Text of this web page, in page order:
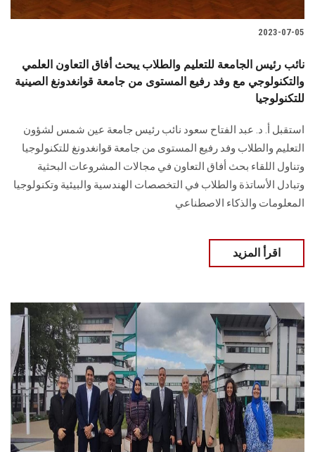
2023-07-05
نائب رئيس الجامعة للتعليم والطلاب يبحث أفاق التعاون العلمي
والتكنولوجي مع وفد رفيع المستوى من جامعة قوانغدونغ الصينية
للتكنولوجيا
استقبل أ. د. عبد الفتاح سعود نائب رئيس جامعة عين شمس لشؤون
التعليم والطلاب وفد رفيع المستوى من جامعة قوانغدونغ للتكنولوجيا
وتناول اللقاء بحث أفاق التعاون في مجالات المشروعات البحثية
وتبادل الأساتذة والطلاب في التخصصات الهندسية والبيئية وتكنولوجيا
المعلومات والذكاء الاصطناعي
اقرأ المزيد